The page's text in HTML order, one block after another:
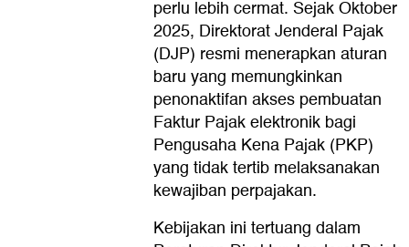
perlu lebih cermat. Sejak Oktober
2025, Direktorat Jenderal Pajak
(DJP) resmi menerapkan aturan
baru yang memungkinkan
penonaktifan akses pembuatan
Faktur Pajak elektronik bagi
Pengusaha Kena Pajak (PKP)
yang tidak tertib melaksanakan
kewajiban perpajakan.
Kebijakan ini tertuang dalam